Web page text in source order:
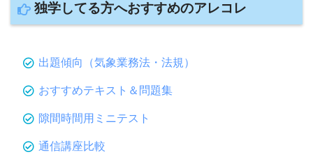
独学してる方へおすすめのアレコレ
出題傾向（気象業務法・法規）
おすすめテキスト＆問題集
隙間時間用ミニテスト
通信講座比較